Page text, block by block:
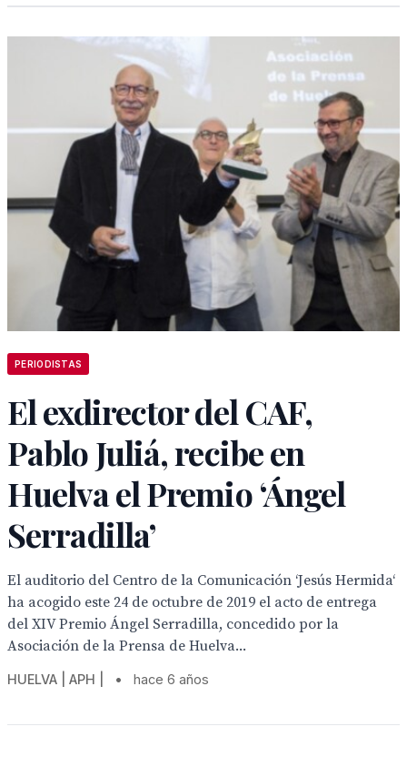
PERIODISTAS
El exdirector del CAF,
Pablo Juliá, recibe en
Huelva el Premio ‘Ángel
Serradilla’
El auditorio del Centro de la Comunicación ‘Jesús Hermida‘
ha acogido este 24 de octubre de 2019 el acto de entrega
del XIV Premio Ángel Serradilla, concedido por la
Asociación de la Prensa de Huelva...
HUELVA | APH | • hace 6 años